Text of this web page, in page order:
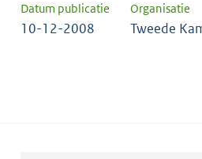
Datum publicatie Organisatie
10-12-2008 Tweede